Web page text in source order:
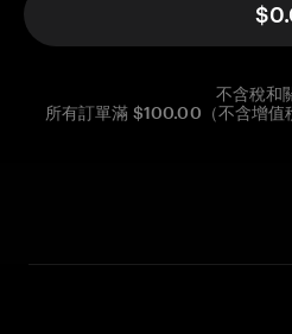
不含稅和
所有訂單滿 $100.00（不含增值